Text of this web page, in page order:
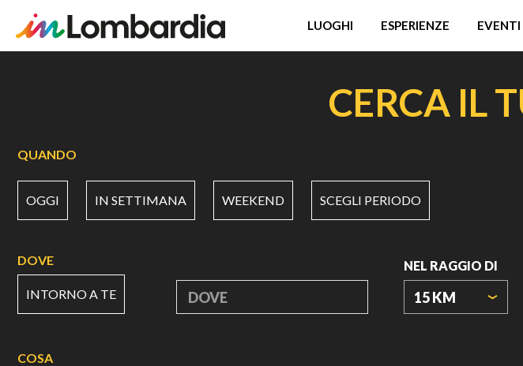
LUOGHI ESPERIENZE EVENTI
CERCA IL
QUANDO
OGGI IN SETTIMANA WEEKEND SCEGLI PERIODO
DOVE
INTORNO A TE DOVE
NEL RAGGIO DI
15 KM
COSA